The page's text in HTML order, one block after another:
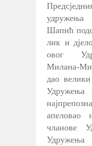
Шапић
лик и
овог
Милана-
дао
Удружења
апеловао
чланове
Удружења